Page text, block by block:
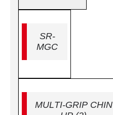
SR-
MGC
MULTI-GRIP CHIN